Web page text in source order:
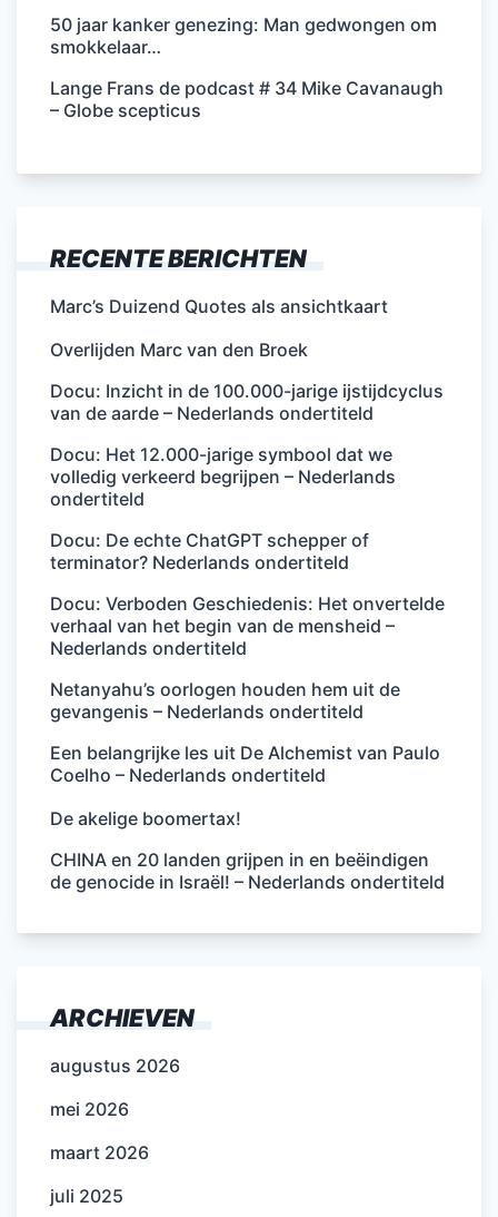
50 jaar kanker genezing: Man gedwongen om
smokkelaar…
Lange Frans de podcast # 34 Mike Cavanaugh
– Globe scepticus
RECENTE BERICHTEN
Marc’s Duizend Quotes als ansichtkaart
Overlijden Marc van den Broek
Docu: Inzicht in de 100.000-jarige ijstijdcyclus
van de aarde – Nederlands ondertiteld
Docu: Het 12.000-jarige symbool dat we
volledig verkeerd begrijpen – Nederlands
ondertiteld
Docu: De echte ChatGPT schepper of
terminator? Nederlands ondertiteld
Docu: Verboden Geschiedenis: Het onvertelde
verhaal van het begin van de mensheid –
Nederlands ondertiteld
Netanyahu’s oorlogen houden hem uit de
gevangenis – Nederlands ondertiteld
Een belangrijke les uit De Alchemist van Paulo
Coelho – Nederlands ondertiteld
De akelige boomertax!
CHINA en 20 landen grijpen in en beëindigen
de genocide in Israël! – Nederlands ondertiteld
ARCHIEVEN
augustus 2026
mei 2026
maart 2026
juli 2025